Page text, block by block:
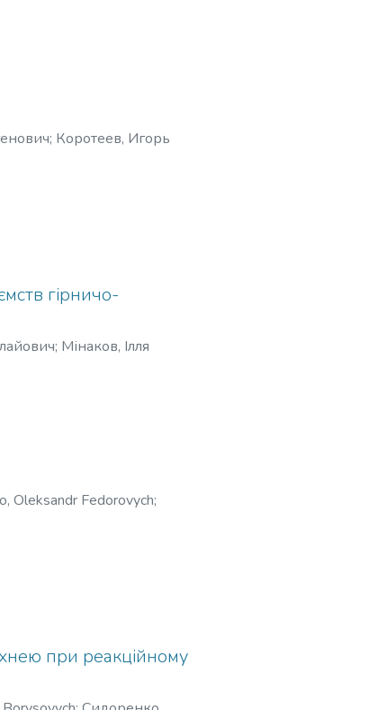
; Коротеев, Игорь
гірничо-
; Мінаков, Ілля
Oleksandr Fedorovych;
при реакційному